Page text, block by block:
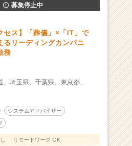
募集停止中
セス】「葬儀」×「IT」で
るリーディングカンパニ
務
埼玉県、 千葉県、 東京都、
システムアドバイザー
リモートワーク OK